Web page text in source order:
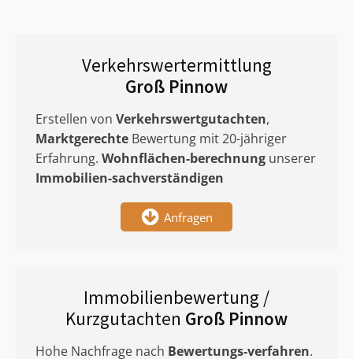
Verkehrswertermittlung
Groß Pinnow
Erstellen von Verkehrswertgutachten,
Marktgerechte Bewertung mit 20-jähriger
Erfahrung. Wohnflächen-berechnung unserer
Immobilien-sachverständigen
Anfragen
Immobilienbewertung /
Kurzgutachten Groß Pinnow
Hohe Nachfrage nach Bewertungs-verfahren.